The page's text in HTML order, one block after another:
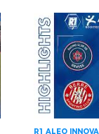
R1 ALEO